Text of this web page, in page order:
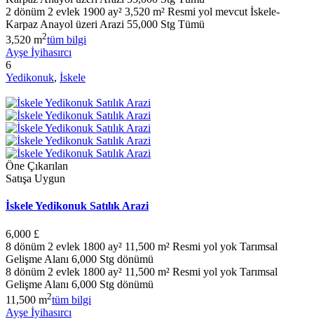
2 dönüm 2 evlek 1900 ay² 3,520 m² Resmi yol mevcut İskele-
Karpaz Anayol üzeri Arazi 55,000 Stg Tümü
3,520 m2tüm bilgi
Ayşe İyihasırcı
6
Yedikonuk, İskele
Öne Çıkarılan
Satışa Uygun
İskele Yedikonuk Satılık Arazi
6,000 £
8 dönüm 2 evlek 1800 ay² 11,500 m² Resmi yol yok Tarımsal
Gelişme Alanı 6,000 Stg dönümü
8 dönüm 2 evlek 1800 ay² 11,500 m² Resmi yol yok Tarımsal
Gelişme Alanı 6,000 Stg dönümü
11,500 m2tüm bilgi
Ayşe İyihasırcı